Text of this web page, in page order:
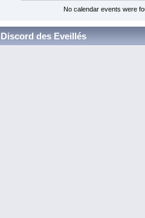
No calendar events were
Discord des Eveillés